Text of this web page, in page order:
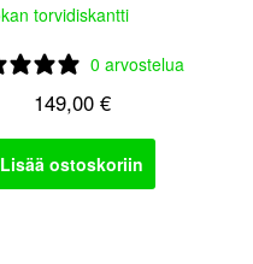
torvidiskantti
0 arvostelua
149,00 €
Lisää ostoskoriin